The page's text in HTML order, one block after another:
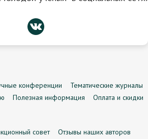
конференции
Тематические журналы
Полезная информация
Оплата и скидки
совет
Отзывы наших авторов